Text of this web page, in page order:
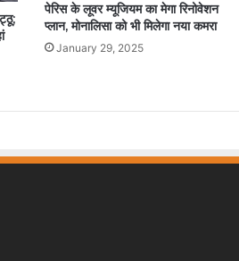
पेरिस के लूवर म्यूजियम का मेगा रिनोवेशन
प्लान, मोनालिसा को भी मिलेगा नया कमरा
January 29, 2025